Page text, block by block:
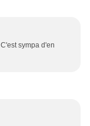
sympa d'en